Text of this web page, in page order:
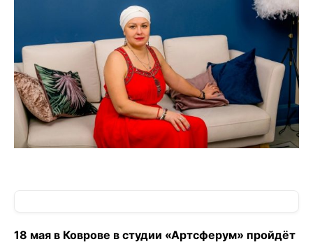
18 мая в Коврове в студии «Артсферум» пройдёт